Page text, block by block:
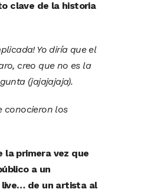
clave de la historia
Yo diría que el
creo que no es la
(jajajajaja).
conocieron los
la primera vez que
a un
live… de un artista al